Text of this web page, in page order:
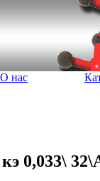
О нас
кэ 0,033\